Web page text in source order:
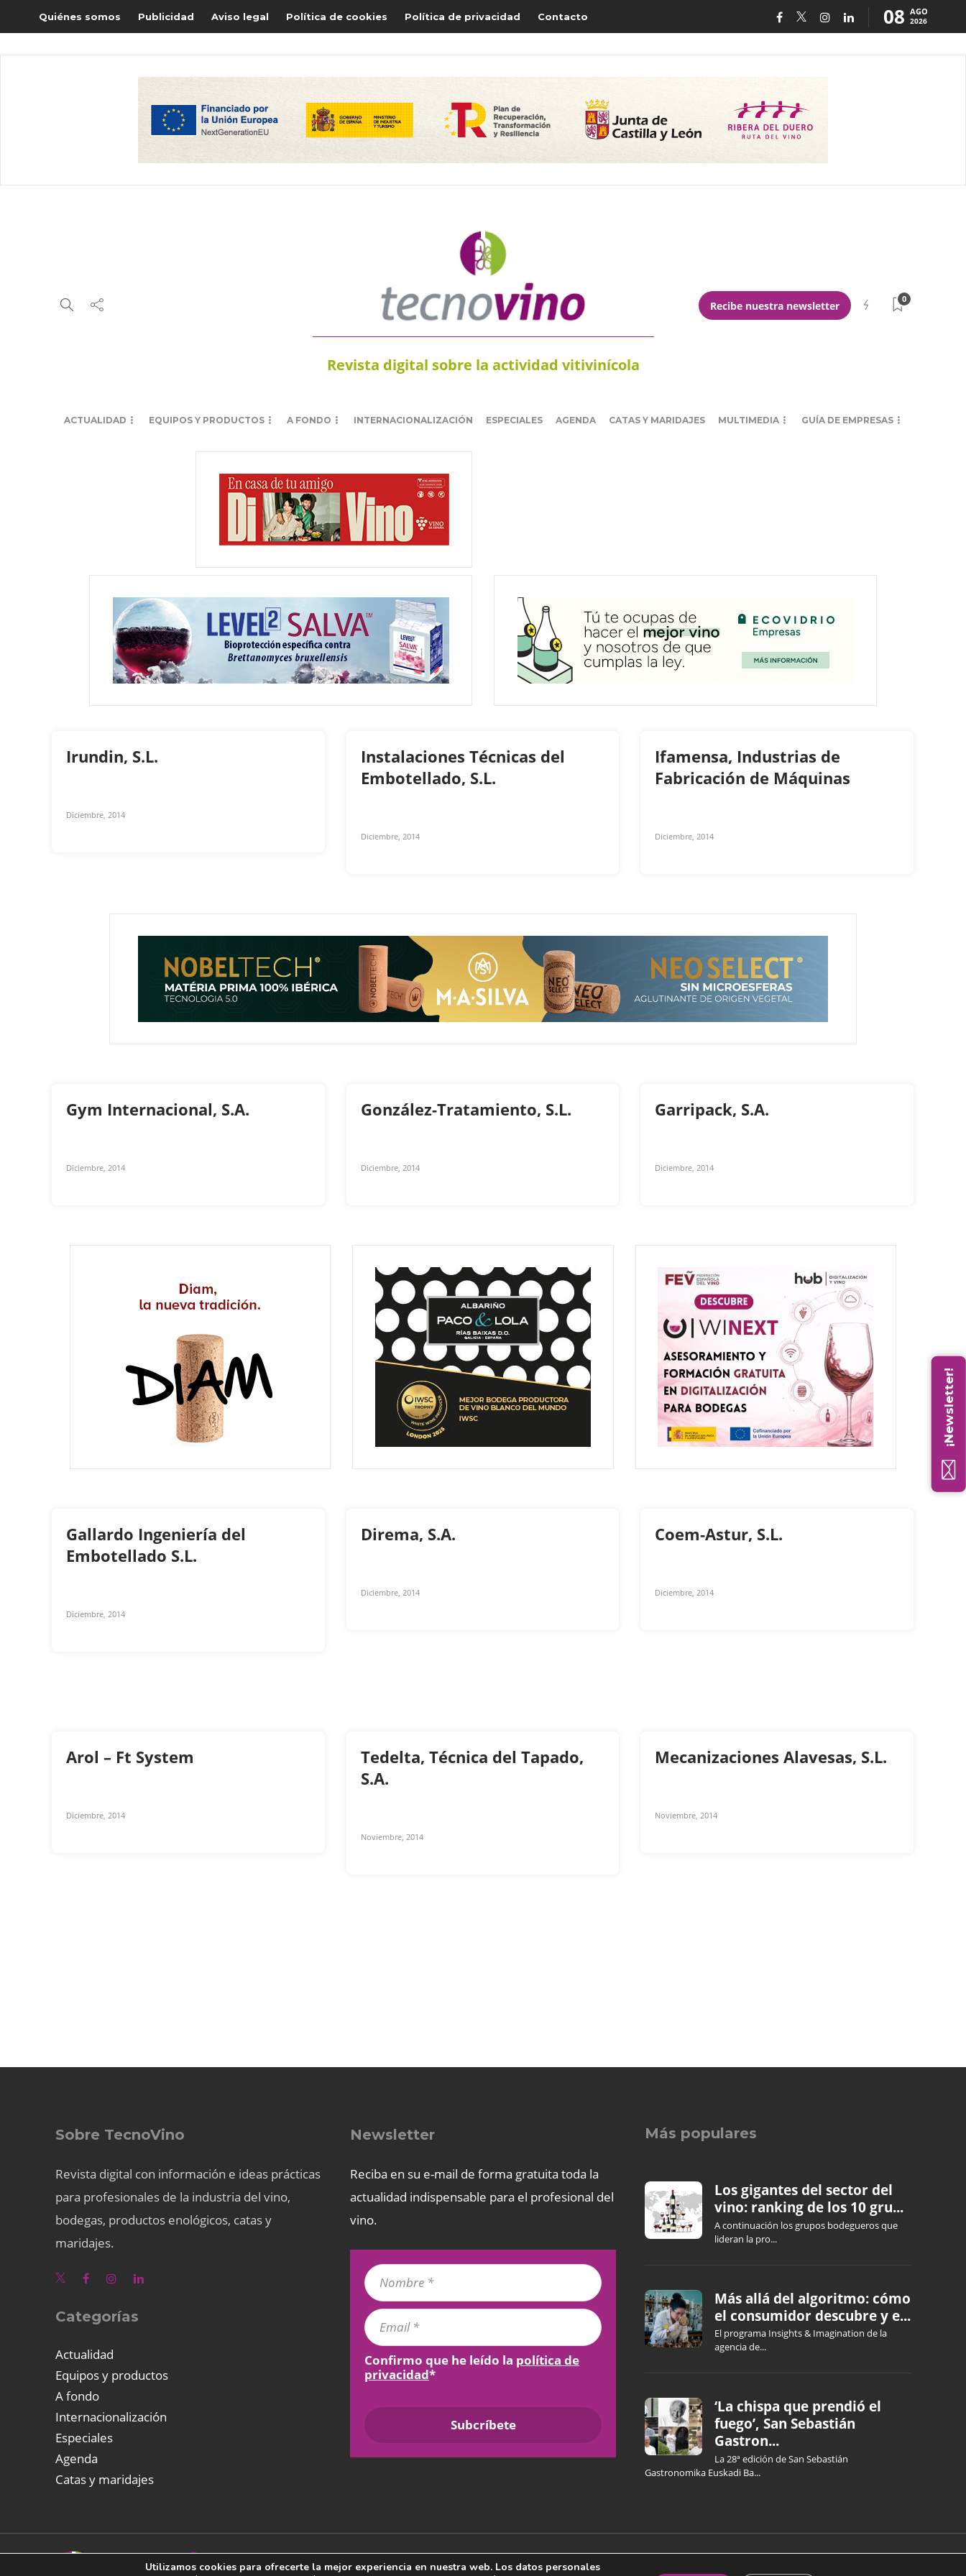
Quiénes somos Publicidad Aviso legal Política de cookies Política de privacidad Contacto 08 AGO
2026
Revista digital sobre la actividad vitivinícola
Recibe nuestra newsletter
0
ACTUALIDAD EQUIPOS Y PRODUCTOS A FONDO INTERNACIONALIZACIÓN ESPECIALES AGENDA CATAS Y MARIDAJES MULTIMEDIA GUÍA DE EMPRESAS
Irundin, S.L.
Diciembre, 2014
Instalaciones Técnicas del
Embotellado, S.L.
Diciembre, 2014
Ifamensa, Industrias de
Fabricación de Máquinas
Diciembre, 2014
Gym Internacional, S.A.
Diciembre, 2014
González-Tratamiento, S.L.
Diciembre, 2014
Garripack, S.A.
Diciembre, 2014
Gallardo Ingeniería del
Embotellado S.L.
Diciembre, 2014
Direma, S.A.
Diciembre, 2014
Coem-Astur, S.L.
Diciembre, 2014
Arol – Ft System
Diciembre, 2014
Tedelta, Técnica del Tapado,
S.A.
Noviembre, 2014
Mecanizaciones Alavesas, S.L.
Noviembre, 2014
Sobre TecnoVino
Revista digital con información e ideas prácticas
para profesionales de la industria del vino,
bodegas, productos enológicos, catas y
maridajes.
Categorías
Actualidad
Equipos y productos
A fondo
Internacionalización
Especiales
Agenda
Catas y maridajes
Newsletter
Reciba en su e-mail de forma gratuita toda la
actualidad indispensable para el profesional del
vino.
Confirmo que he leído la política de
privacidad*
Más populares
Los gigantes del sector del
vino: ranking de los 10 gru...
A continuación los grupos bodegueros que
lideran la pro...
Más allá del algoritmo: cómo
el consumidor descubre y e...
El programa Insights & Imagination de la
agencia de...
‘La chispa que prendió el
fuego’, San Sebastián
Gastron...
La 28ª edición de San Sebastián
Gastronomika Euskadi Ba...
QUIÉNES SOMOS PUBLICIDAD AVISO LEGAL
¡Newsletter!
Utilizamos cookies para ofrecerte la mejor experiencia en nuestra web. Los datos personales